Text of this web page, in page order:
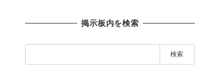
掲示板内を検索
索